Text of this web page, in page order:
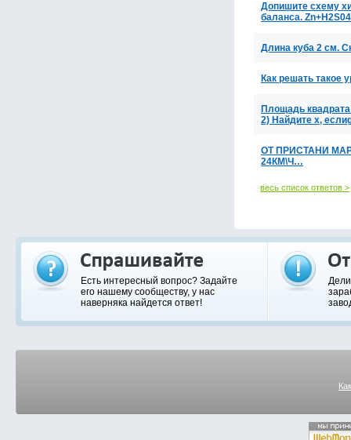
Допишите схему
баланса.
Длина куба 2 см.
Как решать такое
Площадь
2) Найдите х,
ОТ ПРИСТАНИ
24КМ\Ч…
весь список ответов >
Есть интересный вопрос? Задайте
его нашему сообществу, у нас
наверняка найдется ответ!